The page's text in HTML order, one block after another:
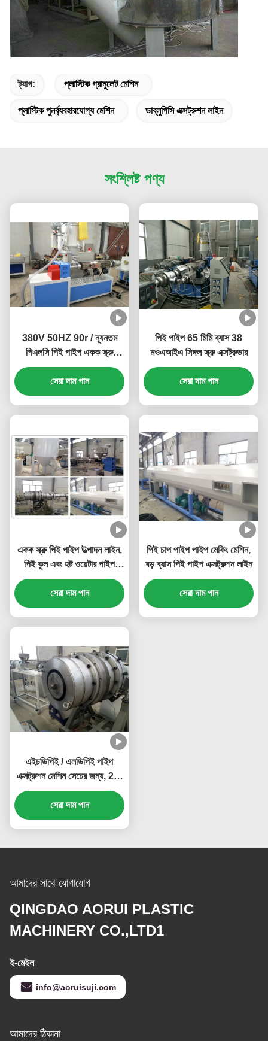
ট্যাগ: প্লাস্টিক গ্রানুলেট মেশিন
প্লাস্টিক পুনর্ব্যবহারযোগ্য মেশিন ডাব্লুপিসি এক্সট্রুশন লাইন
সংশ্লিষ্ট পণ্য
380V 50HZ 90r / ন্যূনতম
পিএলসি পিই পাইপ একক স্ক্রু
এক্সট্রুডার
সেরা দাম পান
পিই পাইপ 65 মিমি ব্যাস 38
মওএআইএ সিঙ্গল স্ক্রু এক্সট্রুডার
সেরা দাম পান
একক স্ক্রু পিই পাইপ উত্পাদন লাইন,
পিই কুল এবং হট ওয়েটার পাইপ
মেকিং মেশিন
সেরা দাম পান
পিই চাপ পাইপ পাইপ মেকিং মেশিন,
বড় ব্যাস পিই পাইপ এক্সট্রুশন লাইন
সেরা দাম পান
এইচডিপিই / এলডিপিই পাইপ
এক্সট্রুশন মেশিন সেচের জন্য, 2-3
কো-এক্সট্রুডিং ডাই পাইপ এক্সট্রুডার
সেরা দাম পান
আমাদের সাথে যোগাযোগ
QINGDAO AORUI PLASTIC
MACHINERY CO.,LTD1
ই-মেইল
info@aoruisuji.com
আমাদের ঠিকানা